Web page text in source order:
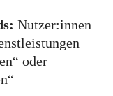
Nutzer:innen
oder